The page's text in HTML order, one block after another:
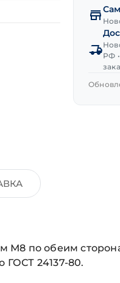
42 мм
(М8)
АРТ
9440
РФ
М8 по обеим
ГОСТ 24137-80.